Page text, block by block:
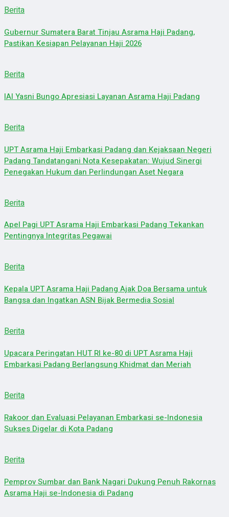
Berita
Gubernur Sumatera Barat Tinjau Asrama Haji Padang,
Pastikan Kesiapan Pelayanan Haji 2026
Berita
IAI Yasni Bungo Apresiasi Layanan Asrama Haji Padang
Berita
UPT Asrama Haji Embarkasi Padang dan Kejaksaan Negeri
Padang Tandatangani Nota Kesepakatan: Wujud Sinergi
Penegakan Hukum dan Perlindungan Aset Negara
Berita
Apel Pagi UPT Asrama Haji Embarkasi Padang Tekankan
Pentingnya Integritas Pegawai
Berita
Kepala UPT Asrama Haji Padang Ajak Doa Bersama untuk
Bangsa dan Ingatkan ASN Bijak Bermedia Sosial
Berita
Upacara Peringatan HUT RI ke-80 di UPT Asrama Haji
Embarkasi Padang Berlangsung Khidmat dan Meriah
Berita
Rakoor dan Evaluasi Pelayanan Embarkasi se-Indonesia
Sukses Digelar di Kota Padang
Berita
Pemprov Sumbar dan Bank Nagari Dukung Penuh Rakornas
Asrama Haji se-Indonesia di Padang